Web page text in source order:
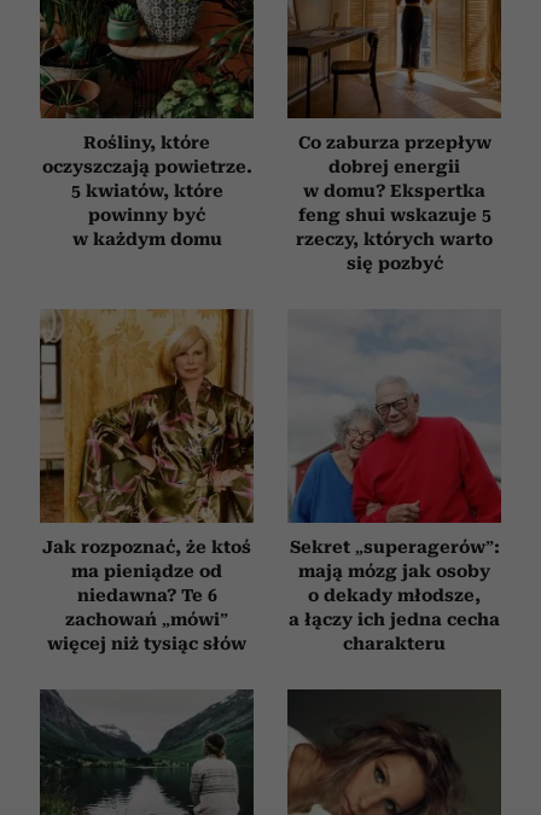
Rośliny, które
oczyszczają powietrze.
5 kwiatów, które
powinny być
w każdym domu
Co zaburza przepływ
dobrej energii
w domu? Ekspertka
feng shui wskazuje 5
rzeczy, których warto
się pozbyć
Jak rozpoznać, że ktoś
ma pieniądze od
niedawna? Te 6
zachowań „mówi”
więcej niż tysiąc słów
Sekret „superagerów”:
mają mózg jak osoby
o dekady młodsze,
a łączy ich jedna cecha
charakteru